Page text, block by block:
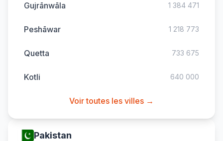
Gujrānwāla 1 384 471
Peshāwar 1 218 773
Quetta 733 675
Kotli 640 000
Voir toutes les villes →
Pakistan